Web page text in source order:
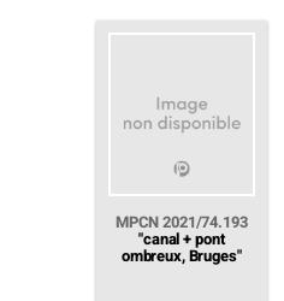
MPCN 2021/74.193
"canal + pont
ombreux, Bruges"